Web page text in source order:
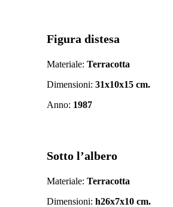
Figura distesa
Materiale: Terracotta
Dimensioni: 31x10x15 cm.
Anno: 1987
Sotto l’albero
Materiale: Terracotta
Dimensioni: h26x7x10 cm.